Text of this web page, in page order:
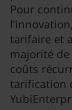
Pour
tarifaire et
majorité
coûts
tarification